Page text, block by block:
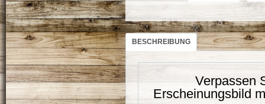
BESCHREIBUNG
Verpassen
Erscheinungsbild